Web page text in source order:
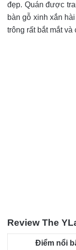
đẹp. Quán được
bàn gỗ xinh xắn
trông rất bắt mắt và
Review The
Điểm nổi